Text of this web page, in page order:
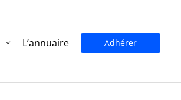
L’annuaire Adhérer